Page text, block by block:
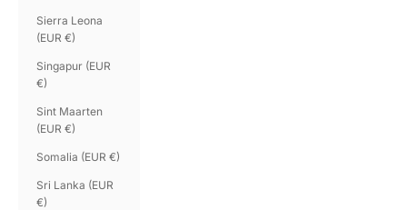
Sierra Leona
(EUR €)
Singapur (EUR
€)
Sint Maarten
(EUR €)
Somalia (EUR €)
Sri Lanka (EUR
€)